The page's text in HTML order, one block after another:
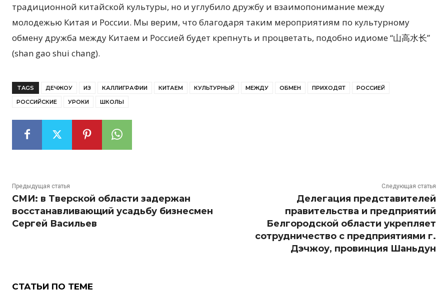
традиционной китайской культуры, но и углубило дружбу и взаимопонимание между
молодежью Китая и России. Мы верим, что благодаря таким мероприятиям по культурному
обмену дружба между Китаем и Россией будет крепнуть и процветать, подобно идиоме “山高水长”
(shan gao shui chang).
TAGS ДЕЧЖОУ ИЗ КАЛЛИГРАФИИ КИТАЕМ КУЛЬТУРНЫЙ МЕЖДУ ОБМЕН ПРИХОДЯТ
РОССИЕЙ
РОССИЙСКИЕ
УРОКИ ШКОЛЫ
Предыдущая статья
СМИ: в Тверской области задержан
восстанавливающий усадьбу бизнесмен
Сергей Васильев
Следующая статья
Делегация представителей
правительства и предприятий
Белгородской области укрепляет
сотрудничество с предприятиями г.
Дэчжоу, провинция Шаньдун
СТАТЬИ ПО ТЕМЕ